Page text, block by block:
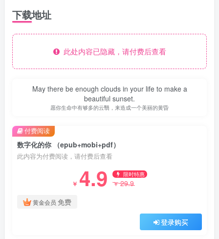
下载地址
此处内容已隐藏，请付费后查看
May there be enough clouds in your life to make a
beautiful sunset.
愿你生命中有够多的云翳，来造成一个美丽的黄昏
数字化的你 （epub+mobi+pdf）
此内容为付费阅读，请付费后查看
￥ 4.9 限时特惠
￥29.9
黄金会员 免费
登录购买
付费阅读